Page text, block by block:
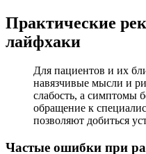
Практические
лайфхаки
Для пациентов и их
навязчивые мысли и
слабость, а симптомы
обращение к
позволяют добиться
Частые ошибки при